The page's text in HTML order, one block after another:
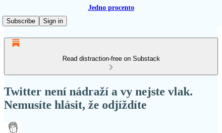
Jedno procento
Subscribe
Sign in
Read distraction-free on Substack
Twitter není nádraží a vy nejste vlak.
Nemusíte hlásit, že odjíždíte